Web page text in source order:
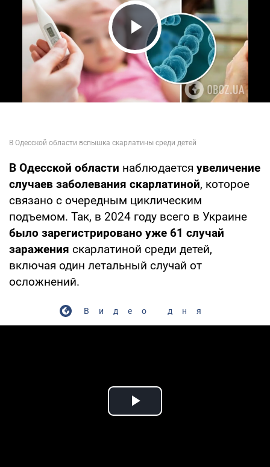
Play Video
В Одесской области наблюдается увеличение
случаев заболевания скарлатиной, которое
связано с очередным циклическим
подъемом. Так, в 2024 году всего в Украине
было зарегистрировано уже 61 случай
заражения скарлатиной среди детей,
включая один летальный случай от
осложнений.
Видео дня
Play Video